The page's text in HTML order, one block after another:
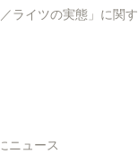
ライツの実態」に関す
ニュース